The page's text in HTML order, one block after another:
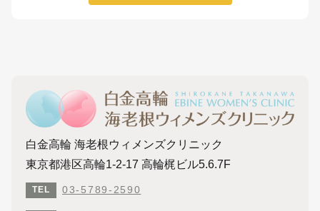
白金高輪 海老根ウィメンズクリニック
東京都港区高輪1-2-17 高輪梶ビル5.6.7F
TEL 03-5789-2590